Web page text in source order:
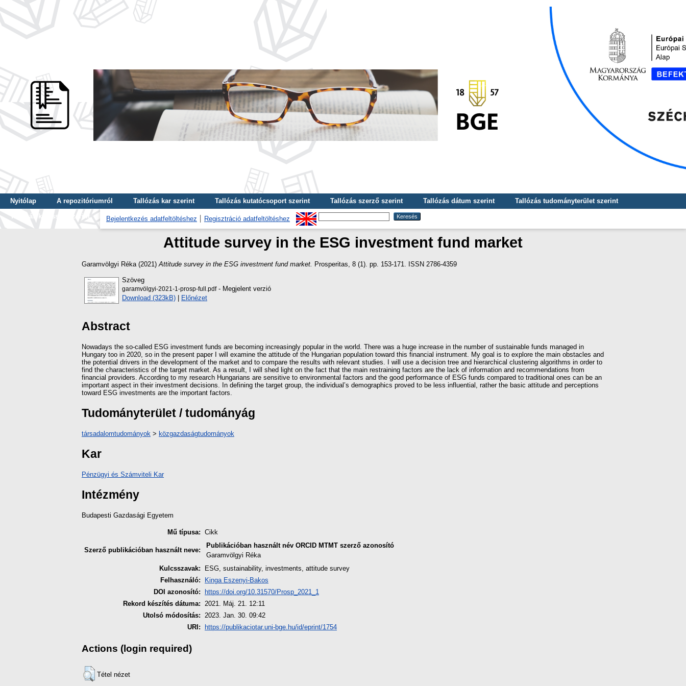
Nyitólap A repozitóriumról Tallózás kar szerint Tallózás kutatócsoport szerint Tallózás szerző szerint Tallózás dátum szerint
Tallózás tudományterület szerint
Tallózás kulcsszó szerint
Bejelentkezés adatfeltöltéshez Regisztráció adatfeltöltéshez
Attitude survey in the ESG investment fund market
Garamvölgyi Réka (2021) Attitude survey in the ESG investment fund market. Prosperitas, 8 (1). pp. 153-171. ISSN 2786-4359
Szöveg
garamvölgyi-2021-1-prosp-full.pdf- Megjelent verzió
Download (323kB) | Előnézet
Abstract
Nowadays the so-called ESG investment funds are becoming increasingly popular in the world. There was a huge increase in the number of sustainable funds managed in
Hungary too in 2020, so in the present paper I will examine the attitude of the Hungarian population toward this financial instrument. My goal is to explore the main obstacles and
the potential drivers in the development of the market and to compare the results with relevant studies. I will use a decision tree and hierarchical clustering algorithms in order to
find the characteristics of the target market. As a result, I will shed light on the fact that the main restraining factors are the lack of information and recommendations from
financial providers. According to my research Hungarians are sensitive to environmental factors and the good performance of ESG funds compared to traditional ones can be an
important aspect in their investment decisions. In defining the target group, the individual’s demographics proved to be less influential, rather the basic attitude and perceptions
toward ESG investments are the important factors.
Tudományterület / tudományág
társadalomtudományok > közgazdaságtudományok
Kar
Pénzügyi és Számviteli Kar
Intézmény
Budapesti Gazdasági Egyetem
Mű típusa: Cikk
Szerző publikációban használt neve:
Publikációban használt név ORCID MTMT szerző azonosító
Garamvölgyi Réka
Kulcsszavak:
ESG, sustainability, investments, attitude survey
Felhasználó:
Kinga Eszenyi-Bakos
DOI azonosító:
https://doi.org/10.31570/Prosp_2021_1
Rekord készítés dátuma: 2021. Máj. 21. 12:11
Utolsó módosítás: 2023. Jan. 30. 09:42
URI:
https://publikaciotar.uni-bge.hu/id/eprint/1754
Actions (login required)
Tétel nézet